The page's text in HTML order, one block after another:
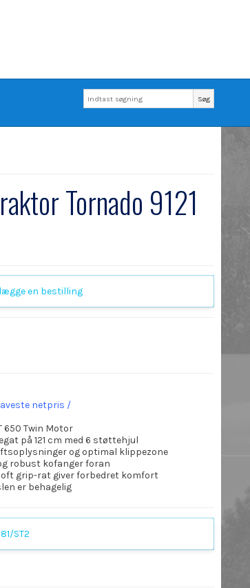
Søg
Tornado 9121
lægge en bestilling
netpris /
650 Twin Motor
på 121 cm med 6 støttehjul
og optimal klippezone
robust kofanger foran
grip-rat giver forbedret komfort
er behagelig
ST2